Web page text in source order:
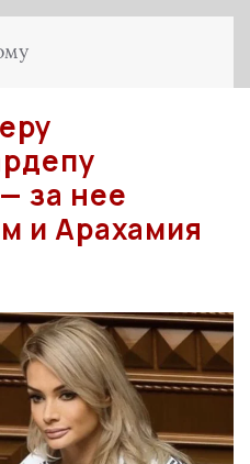
за нее
и Арахамия